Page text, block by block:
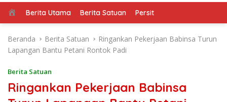
Beranda
Berita Utama Berita Satuan Persit
Beranda Berita Satuan
Ringankan Pekerjaan Babinsa Turun
Lapangan Bantu Petani Rontok Padi
Berita Satuan
Ringankan Pekerjaan Babinsa